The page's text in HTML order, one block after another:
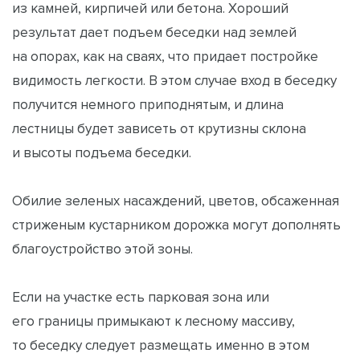
из камней, кирпичей или бетона. Хороший
результат дает подъем беседки над землей
на опорах, как на сваях, что придает постройке
видимость легкости. В этом случае вход в беседку
получится немного приподнятым, и длина
лестницы будет зависеть от крутизны склона
и высоты подъема беседки.
Обилие зеленых насаждений, цветов, обсаженная
стриженым кустарником дорожка могут дополнять
благоустройство этой зоны.
Если на участке есть парковая зона или
его границы примыкают к лесному массиву,
то беседку следует размещать именно в этом